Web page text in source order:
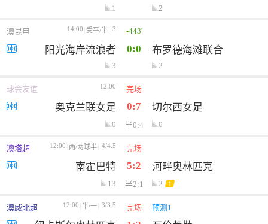
1 2
澳昆甲 14:00 受平/半 3 -443'
阳光海岸流浪者 0:0 布罗德海滩联合
3 2
球会友谊 12:00 完场
奥克兰联女足 0:7 切尔西女足
0 半0:4 0
澳塔超 12:00 两/两球半 4/4.5 完场
南霍巴特 5:2 河畔奥林匹克
13 半2:1 2 1
澳威北超 12:00 半/一 3/3.5 完场 预测1